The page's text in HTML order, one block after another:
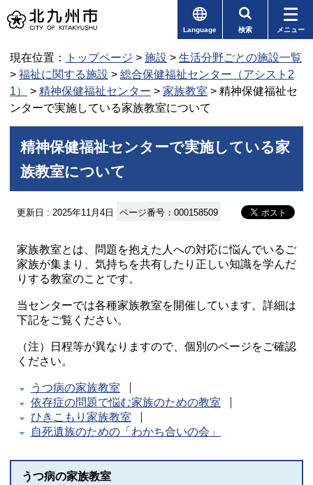
Language 検索 メニュー
現在位置： トップページ > 施設 > 生活分野ごとの施設一覧
> 福祉に関する施設 > 総合保健福祉センター（アシスト2
1）
> 精神保健福祉センター > 家族教室 > 精神保健福祉セ
ンターで実施している家族教室について
精神保健福祉センターで実施している家
族教室について
更新日 : 2025年11月4日 ページ番号：000158509
家族教室とは、問題を抱えた人への対応に悩んでいるご
家族が集まり、気持ちを共有したり正しい知識を学んだ
りする教室のことです。
当センターでは各種家族教室を開催しています。詳細は
下記をご覧ください。
（注）日程等が異なりますので、個別のページをご確認
ください。
うつ病の家族教室
依存症の問題で悩む家族のための教室
ひきこもり家族教室
自死遺族のための「わかち合いの会」
うつ病の家族教室